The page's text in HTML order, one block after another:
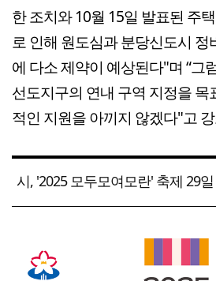
한 조치와 10월 15일 발표된 주
로 인해 원도심과 분당신도시 정
에 다소 제약이 예상된다"며 “그
선도지구의 연내 구역 지정을 목
적인 지원을 아끼지 않겠다"고
시, '2025 모두모여모란' 축제 29